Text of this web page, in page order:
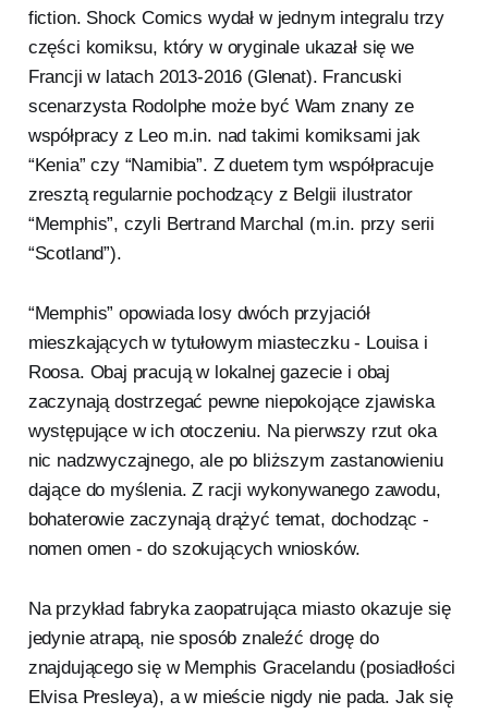
fiction. Shock Comics wydał w jednym integralu trzy
części komiksu, który w oryginale ukazał się we
Francji w latach 2013-2016 (Glenat). Francuski
scenarzysta Rodolphe może być Wam znany ze
współpracy z Leo m.in. nad takimi komiksami jak
“Kenia” czy “Namibia”. Z duetem tym współpracuje
zresztą regularnie pochodzący z Belgii ilustrator
“Memphis”, czyli Bertrand Marchal (m.in. przy serii
“Scotland”).
“Memphis” opowiada losy dwóch przyjaciół
mieszkających w tytułowym miasteczku - Louisa i
Roosa. Obaj pracują w lokalnej gazecie i obaj
zaczynają dostrzegać pewne niepokojące zjawiska
występujące w ich otoczeniu. Na pierwszy rzut oka
nic nadzwyczajnego, ale po bliższym zastanowieniu
dające do myślenia. Z racji wykonywanego zawodu,
bohaterowie zaczynają drążyć temat, dochodząc -
nomen omen - do szokujących wniosków.
Na przykład fabryka zaopatrująca miasto okazuje się
jedynie atrapą, nie sposób znaleźć drogę do
znajdującego się w Memphis Gracelandu (posiadłości
Elvisa Presleya), a w mieście nigdy nie pada. Jak się